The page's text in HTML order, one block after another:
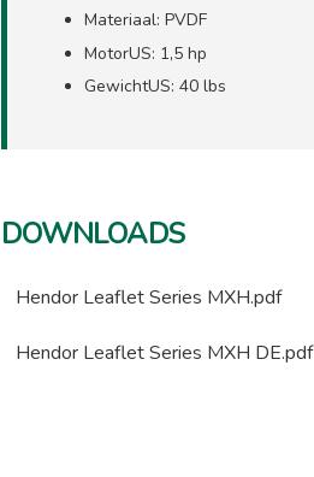
Materiaal: PVDF
MotorUS: 1,5 hp
GewichtUS: 40 lbs
DOWNLOADS
Hendor Leaflet Series MXH.pdf
Hendor Leaflet Series MXH DE.pdf